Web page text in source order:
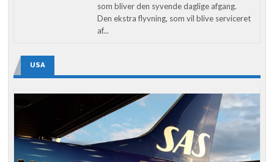
som bliver den syvende daglige afgang.
Den ekstra flyvning, som vil blive serviceret
af...
USA